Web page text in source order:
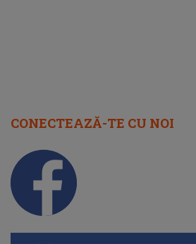
CONECTEAZĂ-TE CU NOI